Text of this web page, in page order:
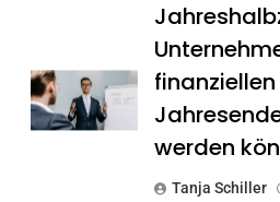
finanziellen
werden
Tanja Schiller